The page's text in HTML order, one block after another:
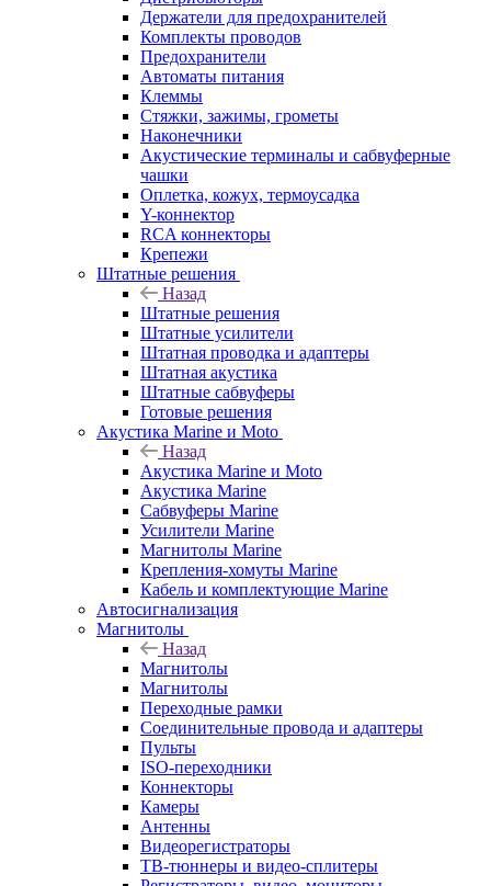
Держатели для предохранителей
Комплекты проводов
Предохранители
Автоматы питания
Клеммы
Стяжки, зажимы, грометы
Наконечники
Акустические терминалы и сабвуферные
чашки
Оплетка, кожух, термоусадка
Y-коннектор
RCA коннекторы
Крепежи
Штатные решения
Назад
Штатные решения
Штатные усилители
Штатная проводка и адаптеры
Штатная акустика
Штатные сабвуферы
Готовые решения
Акустика Marine и Moto
Назад
Акустика Marine и Moto
Акустика Marine
Сабвуферы Marine
Усилители Marine
Магнитолы Marine
Крепления-хомуты Marine
Кабель и комплектующие Marine
Автосигнализация
Магнитолы
Назад
Магнитолы
Магнитолы
Переходные рамки
Соединительные провода и адаптеры
Пульты
ISO-переходники
Коннекторы
Камеры
Антенны
Видеорегистраторы
ТВ-тюннеры и видео-сплитеры